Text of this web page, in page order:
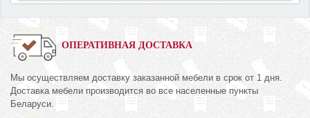
ОПЕРАТИВНАЯ ДОСТАВКА
Мы осуществляем доставку заказанной мебели в срок от 1 дня.
Доставка мебели производится во все населенные пункты
Беларуси.